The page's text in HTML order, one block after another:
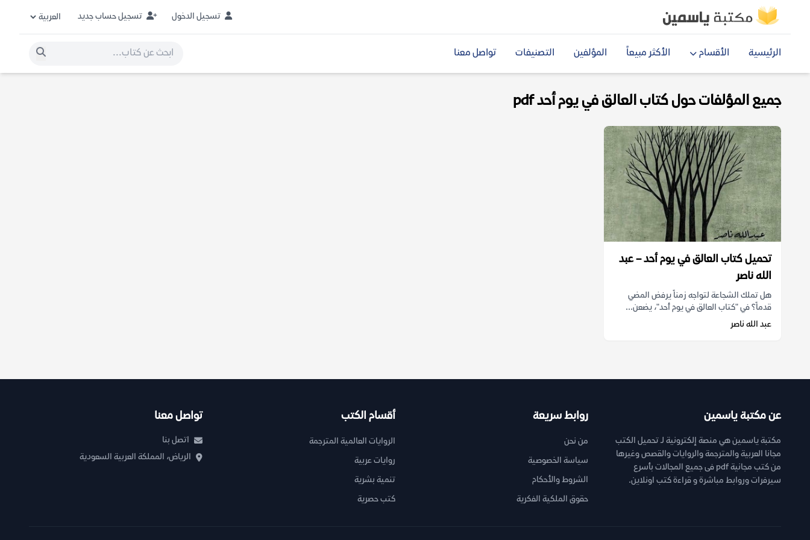
تسجيل الدخول تسجيل حساب جديد
الرئيسية الأقسام الأكثر مبيعاً المؤلفين التصنيفات تواصل معنا
جميع المؤلفات حول كتاب العالق في يوم أحد pdf
تحميل كتاب العالق في يوم أحد – عبد
الله ناصر
هل تملك الشجاعة لتواجه زمناً يرفض المضي
قدماً؟ في "كتاب العالق في يوم أحد"، يضعن...
عبد الله ناصر
عن مكتبة ياسمين
مكتبة ياسمين هي منصة إلكترونية لـ تحميل الكتب
مجانا العربية والمترجمة والروايات والقصص وغيرها
من كتب مجانية pdf فى جميع المجالات بأسرع
سيرفرات وروابط مباشرة و قراءة كتب اونلاين.
روابط سريعة
من نحن
سياسة الخصوصية
الشروط والأحكام
حقوق الملكية الفكرية
أقسام الكتب
الروايات العالمية المترجمة
روايات عربية
تنمية بشرية
كتب حصرية
تواصل معنا
اتصل بنا
الرياض، المملكة العربية السعودية